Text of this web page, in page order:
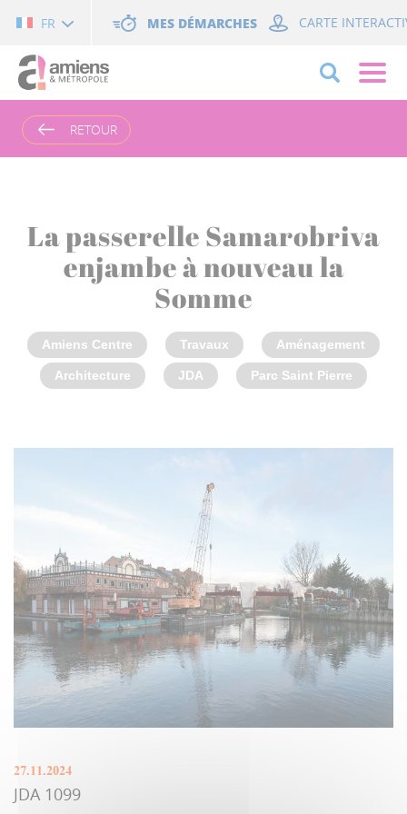
FR MES DÉMARCHES CARTE
RETOUR
La passerelle Samarobriva
enjambe à nouveau la
Somme
Amiens Centre Travaux Aménagement
Architecture JDA Parc Saint Pierre
27.11.2024
JDA 1099